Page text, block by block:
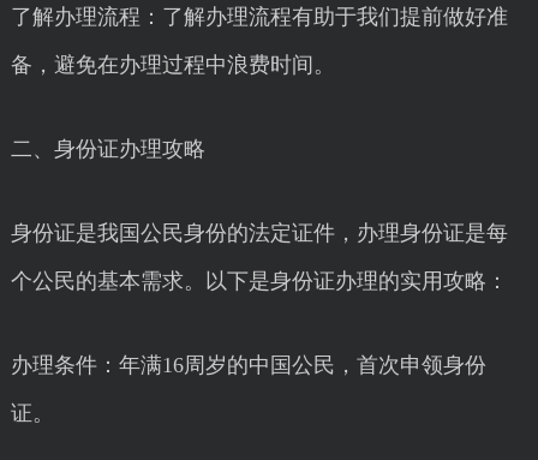
了解办理流程：了解办理流程有助于我们提前做好准
备，避免在办理过程中浪费时间。
二、身份证办理攻略
身份证是我国公民身份的法定证件，办理身份证是每
个公民的基本需求。以下是身份证办理的实用攻略：
办理条件：年满16周岁的中国公民，首次申领身份
证。